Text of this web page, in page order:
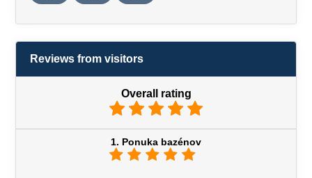
Reviews from visitors
Overall rating
1. Ponuka bazénov